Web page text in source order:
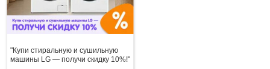
"Купи стиральную и сушильную
машины LG — получи скидку 10%!"